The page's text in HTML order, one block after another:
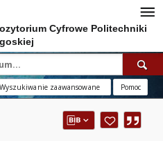
Cyfrowe Politechniki
Wyszukiwanie zaawansowane Pomoc